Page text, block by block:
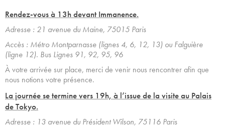
Rendez-vous à 13h devant Immanence.
Adresse : 21 avenue du Maine, 75015 Paris
Accès : Métro Montparnasse (lignes 4, 6, 12, 13) ou Falguière
(ligne 12). Bus Lignes 91, 92, 95, 96
À votre arrivée sur place, merci de venir nous rencontrer afin que
nous notions votre présence.
La journée se termine vers 19h, à l’issue de la visite au Palais
de Tokyo.
Adresse : 13 avenue du Président Wilson, 75116 Paris